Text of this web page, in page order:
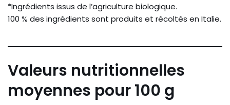
*Ingrédients issus de l’agriculture biologique.
100 % des ingrédients sont produits et récoltés en Italie.
Valeurs nutritionnelles
moyennes pour 100 g